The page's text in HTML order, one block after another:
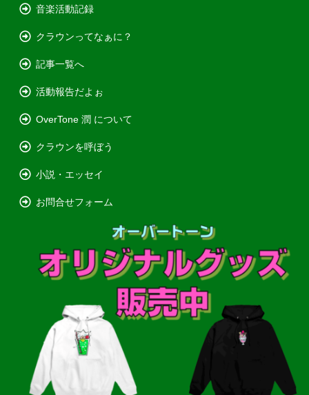
音楽活動記録
クラウンってなぁに？
記事一覧へ
活動報告だよぉ
OverTone 潤 について
クラウンを呼ぼう
小説・エッセイ
お問合せフォーム